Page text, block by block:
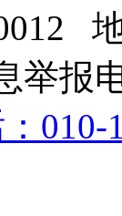
举报
010-